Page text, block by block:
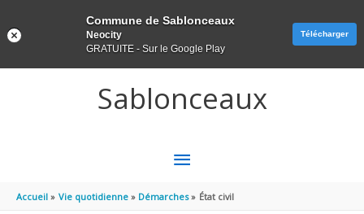
Sablonceaux
MENU
PRINCIPAL
Accueil Vie quotidienne Démarches État civil
Commune de Sablonceaux
Neocity
GRATUITE - Sur le Google Play
Télécharger